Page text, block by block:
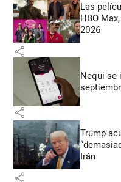
Las
HBO
2026
share
Nequi se
share
Trump
Irán
share